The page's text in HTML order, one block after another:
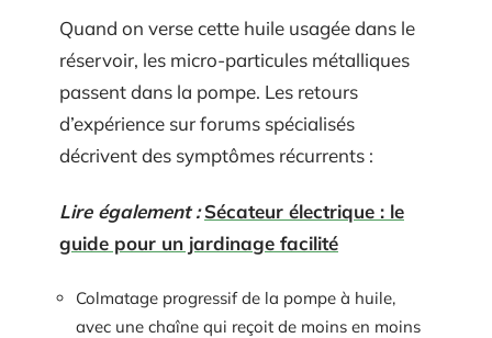
Quand on verse cette huile usagée dans le
réservoir, les micro-particules métalliques
passent dans la pompe. Les retours
d’expérience sur forums spécialisés
décrivent des symptômes récurrents :
Lire également : Sécateur électrique : le
guide pour un jardinage facilité
Colmatage progressif de la pompe à huile,
avec une chaîne qui reçoit de moins en moins